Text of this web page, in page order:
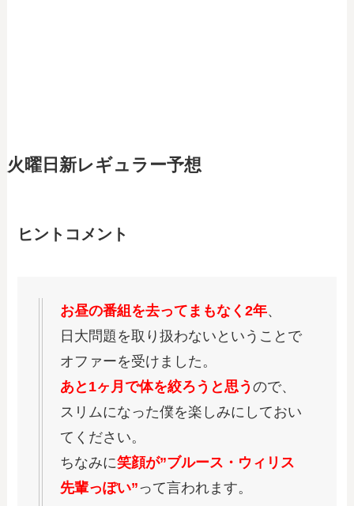
火曜日新レギュラー予想
ヒントコメント
お昼の番組を去ってまもなく2年、
日大問題を取り扱わないということで
オファーを受けました。
あと1ヶ月で体を絞ろうと思うので、
スリムになった僕を楽しみにしておい
てください。
ちなみに笑顔が”ブルース・ウィリス
先輩っぽい”って言われます。